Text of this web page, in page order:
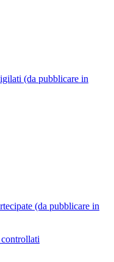
(da pubblicare in
(da pubblicare in